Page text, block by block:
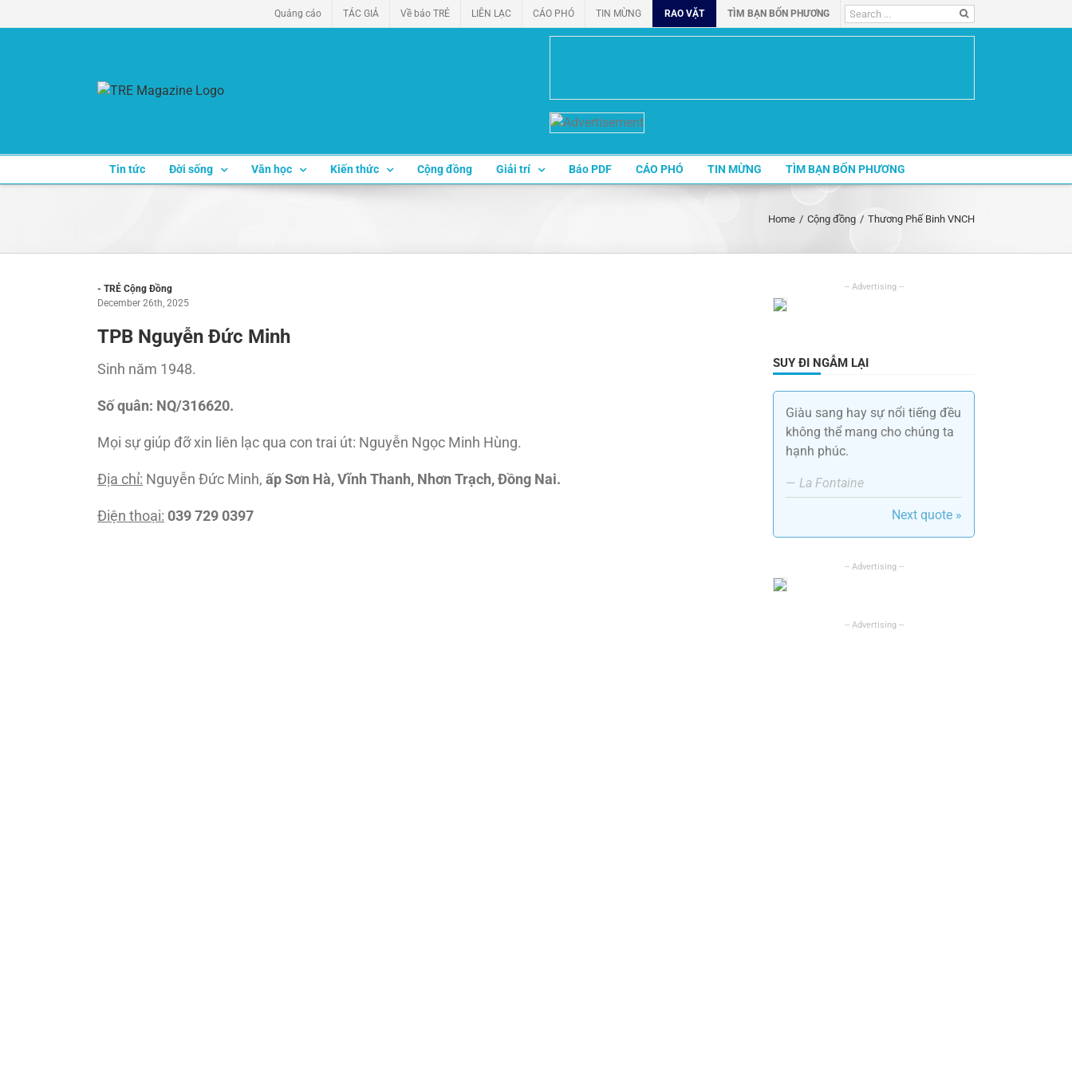
to
Quảng cáo TÁC GIẢ Về báo TRẺ LIÊN LẠC CÁO PHÓ TIN MỪNG RAO VẶT TÌM BẠN BỐN PHƯƠNG
Search
for:
Tin tức Đời sống Văn học Kiến thức Cộng đồng Giải trí Báo PDF CÁO PHÓ TIN MỪNG TÌM BẠN BỐN PHƯƠNG
Home / Cộng đồng / Thương Phế Binh VNCH
- TRẺ Cộng Đồng
December 26th, 2025
TPB Nguyễn Đức Minh
Sinh năm 1948.
Số quân: NQ/316620.
Mọi sự giúp đỡ xin liên lạc qua con trai út: Nguyễn Ngọc Minh Hùng.
Địa chỉ: Nguyễn Đức Minh, ấp Sơn Hà, Vĩnh Thanh, Nhơn Trạch, Đồng Nai.
Điện thoại: 039 729 0397
SUY ĐI NGẪM LẠI
Giàu sang hay sự nổi tiếng đều
không thể mang cho chúng ta
hạnh phúc.
— La Fontaine
Next quote »